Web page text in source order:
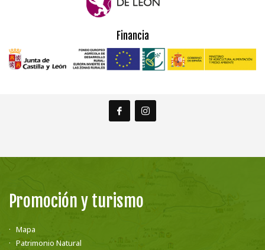
Financia
Promoción y turismo
Mapa
Patrimonio Natural